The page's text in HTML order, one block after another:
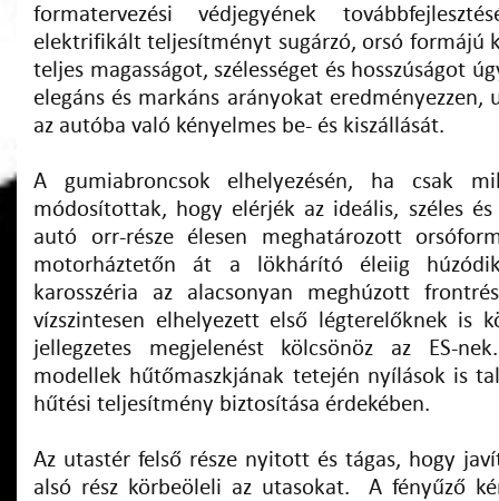
formatervezési védjegyének
elektrifikált teljesítményt sugárzó, orsó formájú
teljes magasságot, szélességet és hosszúságot
elegáns és markáns arányokat eredményezzen,
az autóba való kényelmes be- és kiszállását.
A gumiabroncsok elhelyezésén, ha csak
módosítottak, hogy elérjék az ideális, széles
autó orr-része élesen meghatározott
motorháztetőn át a lökhárító éleiig
karosszéria az alacsonyan meghúzott
vízszintesen elhelyezett első légterelőknek is
jellegzetes megjelenést kölcsönöz az ES-
modellek hűtőmaszkjának tetején nyílások is
hűtési teljesítmény biztosítása érdekében.
Az utastér felső része nyitott és tágas, hogy
alsó rész körbeöleli az utasokat. A fényűző